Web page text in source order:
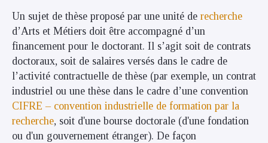
Un sujet de thèse proposé par une unité de recherche
d’Arts et Métiers doit être accompagné d’un
financement pour le doctorant. Il s’agit soit de contrats
doctoraux, soit de salaires versés dans le cadre de
l’activité contractuelle de thèse (par exemple, un contrat
industriel ou une thèse dans le cadre d’une convention
CIFRE – convention industrielle de formation par la
recherche, soit d'une bourse doctorale (d'une fondation
ou d'un gouvernement étranger). De façon